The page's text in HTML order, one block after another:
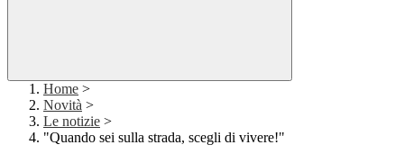
Home >
Novità >
Le notizie >
"Quando sei sulla strada, scegli di vivere!"